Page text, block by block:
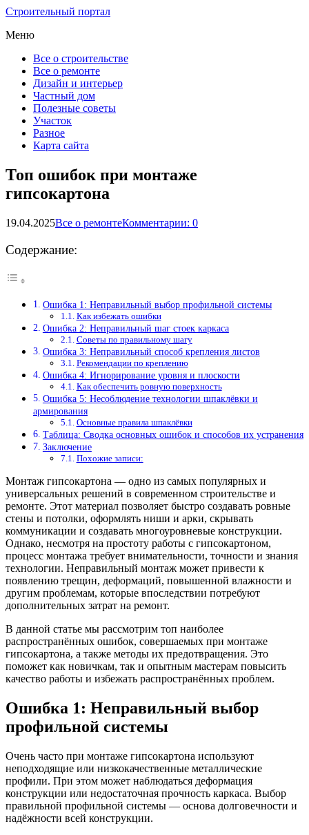
Строительный портал
Меню
Все о строительстве
Все о ремонте
Дизайн и интерьер
Частный дом
Полезные советы
Участок
Разное
Карта сайта
Топ ошибок при монтаже
гипсокартона
19.04.2025Все о ремонтеКомментарии: 0
Содержание:
Ошибка 1: Неправильный выбор профильной системы
Как избежать ошибки
Ошибка 2: Неправильный шаг стоек каркаса
Советы по правильному шагу
Ошибка 3: Неправильный способ крепления листов
Рекомендации по креплению
Ошибка 4: Игнорирование уровня и плоскости
Как обеспечить ровную поверхность
Ошибка 5: Несоблюдение технологии шпаклёвки и
армирования
Основные правила шпаклёвки
Таблица: Сводка основных ошибок и способов их устранения
Заключение
Похожие записи:
Монтаж гипсокартона — одно из самых популярных и
универсальных решений в современном строительстве и
ремонте. Этот материал позволяет быстро создавать ровные
стены и потолки, оформлять ниши и арки, скрывать
коммуникации и создавать многоуровневые конструкции.
Однако, несмотря на простоту работы с гипсокартоном,
процесс монтажа требует внимательности, точности и знания
технологии. Неправильный монтаж может привести к
появлению трещин, деформаций, повышенной влажности и
другим проблемам, которые впоследствии потребуют
дополнительных затрат на ремонт.
В данной статье мы рассмотрим топ наиболее
распространённых ошибок, совершаемых при монтаже
гипсокартона, а также методы их предотвращения. Это
поможет как новичкам, так и опытным мастерам повысить
качество работы и избежать распространённых проблем.
Ошибка 1: Неправильный выбор
профильной системы
Очень часто при монтаже гипсокартона используют
неподходящие или низкокачественные металлические
профили. При этом может наблюдаться деформация
конструкции или недостаточная прочность каркаса. Выбор
правильной профильной системы — основа долговечности и
надёжности всей конструкции.